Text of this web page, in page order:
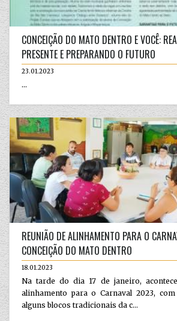
CONCEIÇÃO DO MATO DENTRO E VOCÊ:
PRESENTE E PREPARANDO O FUTURO
23.01.2023
...
REUNIÃO DE ALINHAMENTO PARA O
CONCEIÇÃO DO MATO DENTRO
18.01.2023
Na tarde do dia 17 de janeiro,
alinhamento para o Carnaval 2023,
alguns blocos tradicionais da c...